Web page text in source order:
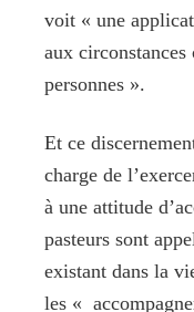
voit « une
aux circonstances
personnes ».
Et ce
charge de
à une attitude
pasteurs sont
existant dans la
les «